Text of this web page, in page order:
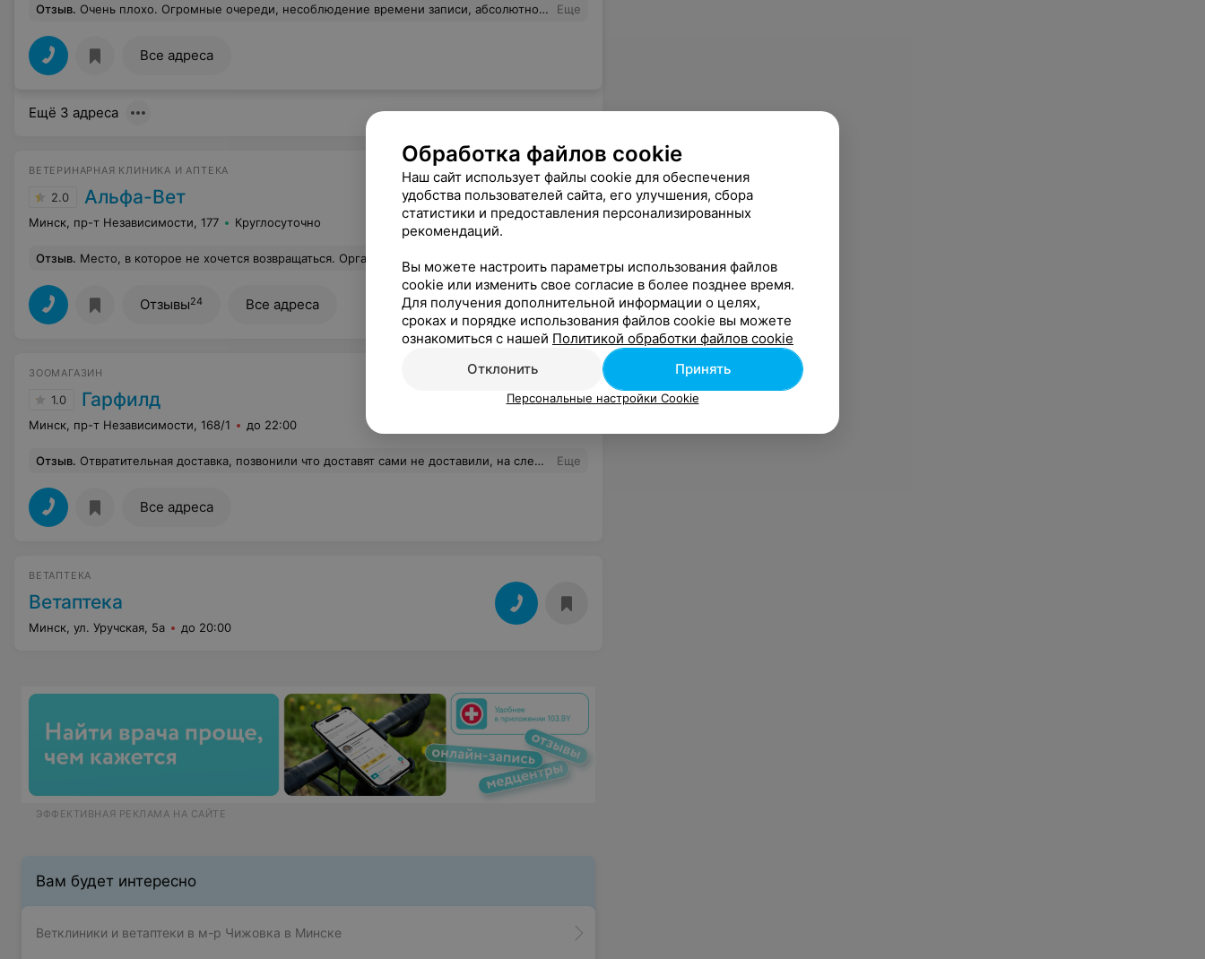
Отзыв. Очень плохо. Огромные очереди, несоблюдение времени записи, абсолютное безразличие персонала. Плановый осмотре кошки обернулся в полуторачасовое ожидание. Никто об этом, естественно, не предупреждал. Итог: время потрачено, животное в стрессе, услуга не оказано. Даже никто не принес извинения Еще
Все адреса
Ещё 3 адреса
ВЕТЕРИНАРНАЯ КЛИНИКА И АПТЕКА
2.0 Альфа-Вет
Минск, пр-т Независимости, 177 Круглосуточно
Отзыв. Место, в которое не хочется возвращаться. Организация никакая от слова "совсем", по записи ожидание занимает от 30 минут, если повезёт. Но у нас всегда ожидание занимало от 1 часа на прививки, которые по 5 минут, в результате 1,5-2 часа на визит по записи. Персонал постоянно видишь в коридоре, на улице, но не в кабинетах. Электронная запись, если не подтвердили смс, то не действует, а на сайте пишут "вы записаны". Будьте готовы к веселым очередям. Например, на 1 животное 3 молодых человека с доставкой еды или бабуля, смотрящая телефон с громкостью на весь коридор. Приемные кабинеты, как конюшня, стол возле стола и никакого "индивидуального подхода". Зато всегда предлагают дополнительные услуги. Как многие пишут: "выкачка денег". Записались на операцию, кота мучали диетой 8 часов, и при опоздании на 15 минут, мне предлагают другой день... на питомца пофиг.
Отзывы24 Все адреса
ЗООМАГАЗИН
1.0 Гарфилд
Минск, пр-т Независимости, 168/1 до 22:00
Отзыв. Отвратительная доставка, позвонили что доставят сами не доставили, на следующей день жди их тоже когда им удобно,в итоге отказалась от заказа вообще. Еще
Все адреса
ВЕТАПТЕКА
Ветаптека
Минск, ул. Уручская, 5а до 20:00
ЭФФЕКТИВНАЯ РЕКЛАМА НА САЙТЕ
Вам будет интересно
Ветклиники и ветаптеки в м-р Чижовка в Минске
Обработка файлов cookie
Наш сайт использует файлы cookie для обеспечения
удобства пользователей сайта, его улучшения, сбора
статистики и предоставления персонализированных
рекомендаций.
Вы можете настроить параметры использования файлов
cookie или изменить свое согласие в более позднее время.
Для получения дополнительной информации о целях,
сроках и порядке использования файлов cookie вы можете
ознакомиться с нашей Политикой обработки файлов cookie
Отклонить
Принять
Персональные настройки Cookie